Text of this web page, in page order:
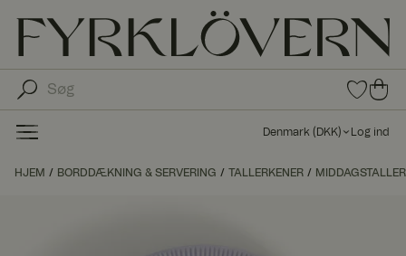
0
var
fav
0
var
er i
kø
Denmark ( DKK) Log ind
HJEM BORDDÆKNING & SERVERING TALLERKENER